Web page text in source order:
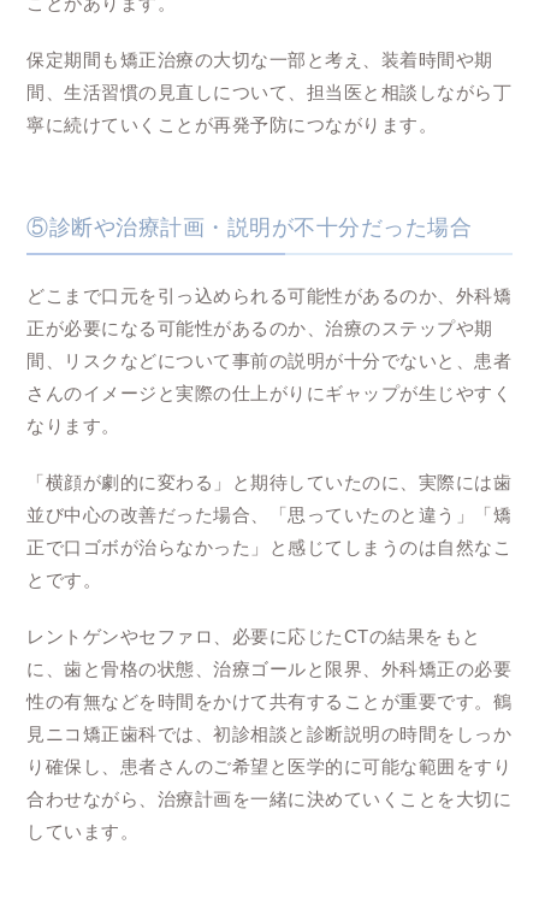
保定期間も矯正治療の大切な一部と考え、装着時間や期
間、生活習慣の見直しについて、担当医と相談しながら丁
寧に続けていくことが再発予防につながります。
⑤診断や治療計画・説明が不十分だった場合
どこまで口元を引っ込められる可能性があるのか、外科矯
正が必要になる可能性があるのか、治療のステップや期
間、リスクなどについて事前の説明が十分でないと、患者
さんのイメージと実際の仕上がりにギャップが生じやすく
なります。
「横顔が劇的に変わる」と期待していたのに、実際には歯
並び中心の改善だった場合、「思っていたのと違う」「矯
正で口ゴボが治らなかった」と感じてしまうのは自然なこ
とです。
レントゲンやセファロ、必要に応じたCTの結果をもと
に、歯と骨格の状態、治療ゴールと限界、外科矯正の必要
性の有無などを時間をかけて共有することが重要です。鶴
見ニコ矯正歯科では、初診相談と診断説明の時間をしっか
り確保し、患者さんのご希望と医学的に可能な範囲をすり
合わせながら、治療計画を一緒に決めていくことを大切に
しています。